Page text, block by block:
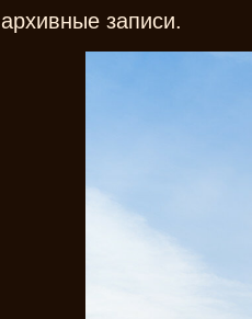
архивные записи.